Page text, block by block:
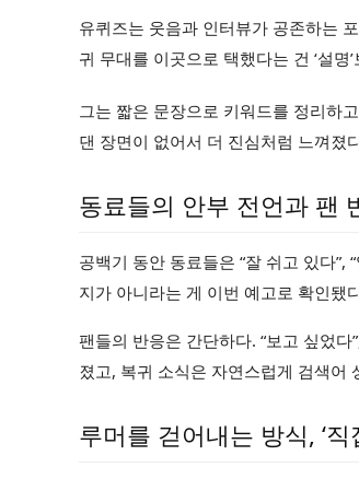
유퀴즈는 웃음과 인터뷰가 공존하는
귀 무대를 이곳으로 택했다는 건 ‘설명
그는 짧은 문장으로 키워드를 정리하
댄 장면이 없어서 더 진심처럼 느껴졌
동료들의 안부 전언과 팬
공백기 동안 동료들은 “잘 쉬고 있다
지가 아니라는 게 이번 예고로 확인됐
팬들의 반응은 간단하다. “보고 싶었
졌고, 복귀 소식은 자연스럽게 검색어
루머를 걷어내는 방식, ‘직